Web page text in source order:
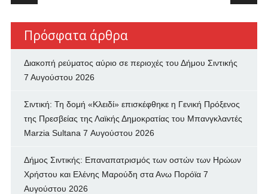
Πρόσφατα άρθρα
Διακοπή ρεύματος αύριο σε περιοχές του Δήμου Σιντικής
7 Αυγούστου 2026
Σιντική: Τη δομή «Κλειδί» επισκέφθηκε η Γενική Πρόξενος
της Πρεσβείας της Λαϊκής Δημοκρατίας του Μπανγκλαντές
Marzia Sultana 7 Αυγούστου 2026
Δήμος Σιντικής: Επαναπατρισμός των oστών των Ηρώων
Χρήστου και Ελένης Μαρούδη στα Ανω Πορόϊα 7
Αυγούστου 2026